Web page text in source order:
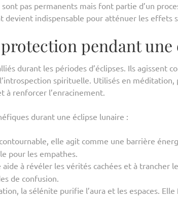
pas permanents mais font partie d’un
indispensable pour atténuer les effets
pendant une
durant les périodes d’éclipses. Ils agissent
spirituelle. Utilisés en
à renforcer l’enracinement.
durant une éclipse lunaire :
elle agit comme une barrière
pour les empathes.
aide à révéler les vérités cachées et à
de confusion.
la sélénite purifie l’aura et les espaces.